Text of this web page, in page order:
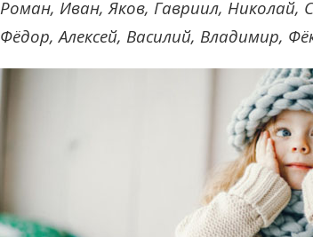
Роман, Иван, Яков, Гавриил, Николай,
Фёдор, Алексей, Василий, Владимир,